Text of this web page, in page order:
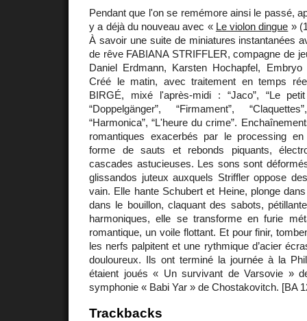
Pendant que l'on se remémore ainsi le passé,
y a déjà du nouveau avec « Le violon dingue »
À savoir une suite de miniatures instantanées
de rêve FABIANA STRIFFLER, compagne de
Daniel Erdmann, Karsten Hochapfel,
Créé le matin, avec traitement en temps
BIRGÉ, mixé l'après-midi : “Jaco”, “Le
“Doppelgänger”, “Firmament”,
“Harmonica”, “L'heure du crime”.
romantiques exacerbés par le processing
forme de sauts et rebonds piquants,
cascades astucieuses. Les sons sont
glissandos juteux auxquels Striffler oppose
vain. Elle hante Schubert et Heine, plonge
dans le bouillon, claquant des sabots,
harmoniques, elle se transforme en furie
romantique, un voile flottant. Et pour finir,
les nerfs palpitent et une rythmique d’acier
douloureux. Ils ont terminé la journée à la
étaient joués « Un survivant de Varsovie »
symphonie « Babi Yar » de Chostakovitch. [BA
Trackbacks